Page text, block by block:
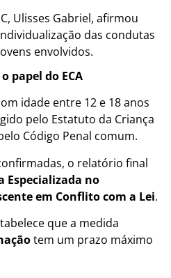
Ulisses Gabriel, afirmou
das condutas
envolvidos.
papel do ECA
idade entre 12 e 18 anos
pelo Estatuto da Criança
Código Penal comum.
o relatório final
Especializada no
em Conflito com a Lei.
que a medida
tem um prazo máximo